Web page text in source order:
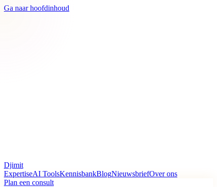
Ga naar hoofdinhoud
Djimit
ExpertiseAI ToolsKennisbankBlogNieuwsbriefOver ons
Plan een consult